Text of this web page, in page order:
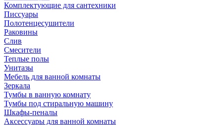
Комплектующие для сантехники
Писсуары
Полотенцесушители
Раковины
Слив
Смесители
Теплые полы
Унитазы
Мебель для ванной комнаты
Зеркала
Тумбы в ванную комнату
Тумбы под стиральную машину
Шкафы-пеналы
Аксессуары для ванной комнаты